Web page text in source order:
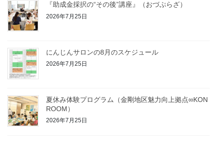
『助成金採択の“その後”講座』（おづぷらざ）
2026年7月25日
にんじんサロンの8月のスケジュール
2026年7月25日
夏休み体験プログラム（金剛地区魅力向上拠点∞KON
ROOM）
2026年7月25日